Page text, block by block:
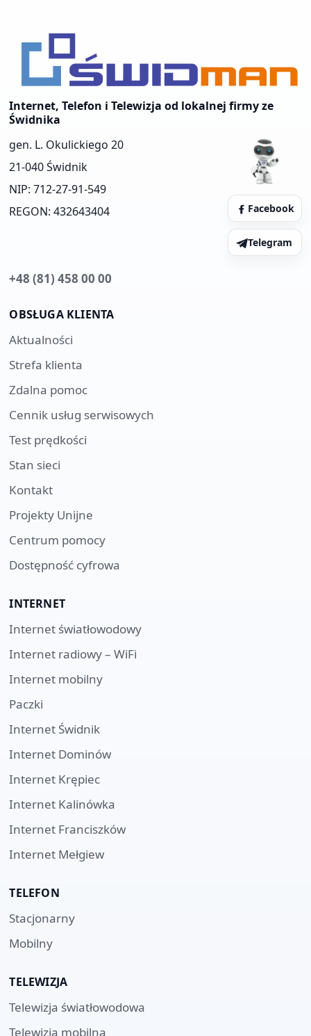
Internet, Telefon i Telewizja od lokalnej firmy ze
Świdnika
gen. L. Okulickiego 20
21-040 Świdnik
NIP: 712-27-91-549
REGON: 432643404
Facebook
Telegram
+48 (81) 458 00 00
OBSŁUGA KLIENTA
Aktualności
Strefa klienta
Zdalna pomoc
Cennik usług serwisowych
Test prędkości
Stan sieci
Kontakt
Projekty Unijne
Centrum pomocy
Dostępność cyfrowa
INTERNET
Internet światłowodowy
Internet radiowy – WiFi
Internet mobilny
Paczki
Internet Świdnik
Internet Dominów
Internet Krępiec
Internet Kalinówka
Internet Franciszków
Internet Mełgiew
TELEFON
Stacjonarny
Mobilny
TELEWIZJA
Telewizja światłowodowa
Telewizja mobilna